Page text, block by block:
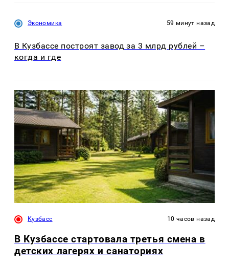
Экономика 59 минут назад
В Кузбассе построят завод за 3 млрд рублей –
когда и где
Кузбасс 10 часов назад
В Кузбассе стартовала третья смена в
детских лагерях и санаториях